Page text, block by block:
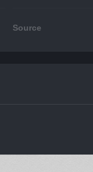
Source